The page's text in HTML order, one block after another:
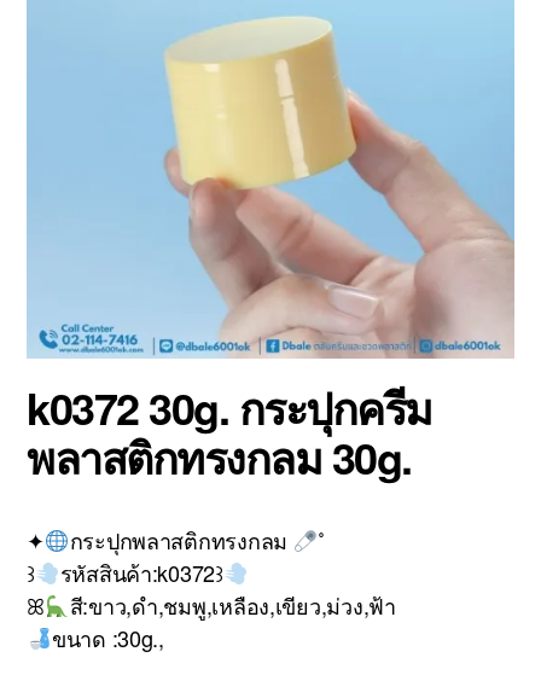
k0372 30g. กระปุกครีม
พลาสติกทรงกลม 30g.
✦ กระปุกพลาสติกทรงกลม
˚
꒱
รหัสสินค้า:k0372꒱
ꕤ
สี:ขาว,ดำ,ชมพู,เหลือง,เขียว,ม่วง,ฟ้า
ขนาด :30g.,